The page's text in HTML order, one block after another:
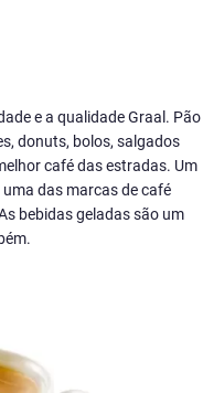
e a qualidade Graal. Pão
donuts, bolos, salgados
café das estradas. Um
das marcas de café
bebidas geladas são um